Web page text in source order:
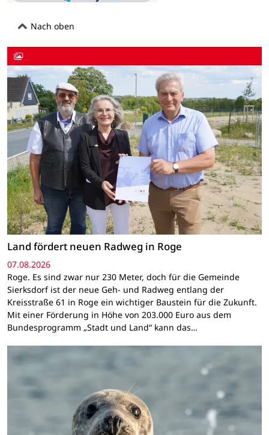
Nach oben
Land fördert neuen Radweg in Roge
07.08.2026
Roge. Es sind zwar nur 230 Meter, doch für die Gemeinde
Sierksdorf ist der neue Geh- und Radweg entlang der
Kreisstraße 61 in Roge ein wichtiger Baustein für die Zukunft.
Mit einer Förderung in Höhe von 203.000 Euro aus dem
Bundesprogramm „Stadt und Land“ kann das…